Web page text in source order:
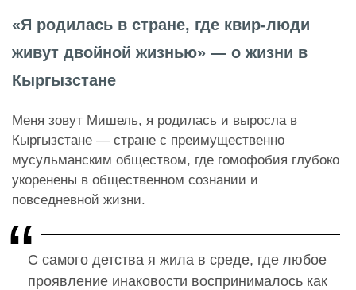
«Я родилась в стране, где квир-люди
живут двойной жизнью» — о жизни в
Кыргызстане
Меня зовут Мишель, я родилась и выросла в
Кыргызстане — стране с преимущественно
мусульманским обществом, где гомофобия глубоко
укоренены в общественном сознании и
повседневной жизни.
С самого детства я жила в среде, где любое
проявление инаковости воспринималось как